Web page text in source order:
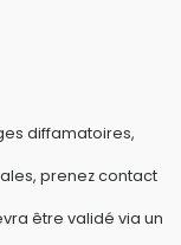
diffamatoires,
prenez contact
être validé via un